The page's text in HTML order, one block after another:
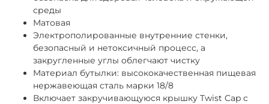
среды
Матовая
Электрополированные внутренние стенки,
безопасный и нетоксичный процесс, а
закругленные углы облегчают чистку
Материал бутылки: высококачественная пищевая
нержавеющая сталь марки 18/8
Включает закручивающуюся крышку Twist Cap с